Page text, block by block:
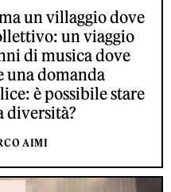
un villaggio dove
un viaggio
di musica dove
una domanda
è possibile stare
diversità?
AIMI